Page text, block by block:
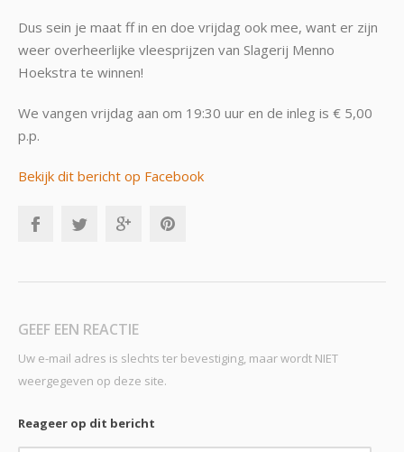
Dus sein je maat ff in en doe vrijdag ook mee, want er zijn
weer overheerlijke vleesprijzen van Slagerij Menno
Hoekstra te winnen!
We vangen vrijdag aan om 19:30 uur en de inleg is € 5,00
p.p.
Bekijk dit bericht op Facebook
GEEF EEN REACTIE
Uw e-mail adres is slechts ter bevestiging, maar wordt NIET
weergegeven op deze site.
Reageer op dit bericht